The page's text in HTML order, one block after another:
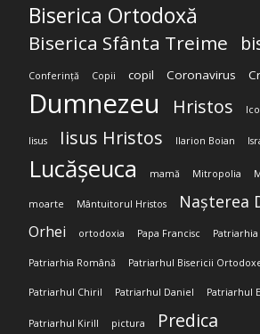
Biserica Ortodoxă
Biserica Sfânta Treime
Conferință Copii copil Coronavirus
Dumnezeu Hristos
Iisus Iisus Hristos Ilarion Boian
Lucășeuca mamă Mitropolia
moarte Mântuitorul Hristos Nașterea
Orhei ortodoxia Papa Francisc
Patriarhia Română Patriarhul Bisericii
Patriarhul Chiril Patriarhul Daniel Patriarhul
Patriarhul Kirill pictura Predica